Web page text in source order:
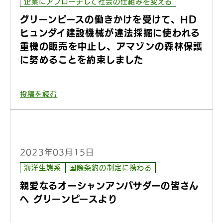
企業にアプローチして社会の仕組みを変える
グリーンピースの働きかけを受けて、HD
ヒュンダイ建設機械が違法採掘に使われる
重機の販売を中止し、アマゾンの森林保護
に努めることを約束しました
投稿を読む
2023年03月15日
海洋生態系 国際条約の制定に携わる
親愛なるオーシャンアンバサダーの皆さん
へ グリーンピースより